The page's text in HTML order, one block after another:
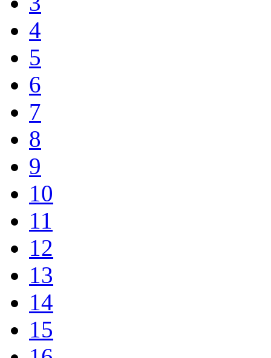
4
5
6
7
8
9
10
11
12
13
14
15